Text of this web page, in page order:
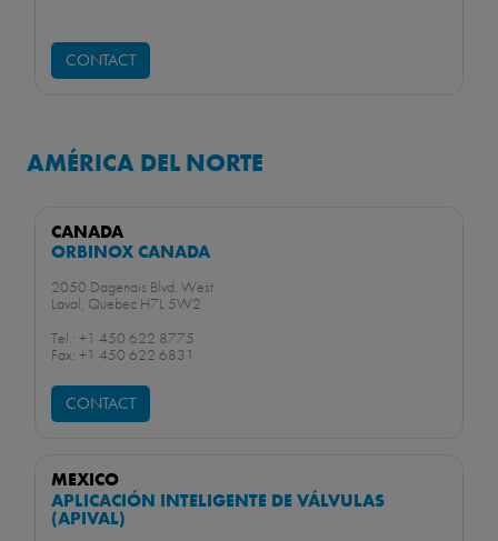
CONTACT
AMÉRICA DEL NORTE
CANADA
ORBINOX CANADA
2050 Dagenais Blvd. West
Laval, Quebec H7L 5W2
Tel.: +1 450 622 8775
Fax: +1 450 622 6831
CONTACT
MEXICO
APLICACIÓN INTELIGENTE DE VÁLVULAS
(APIVAL)